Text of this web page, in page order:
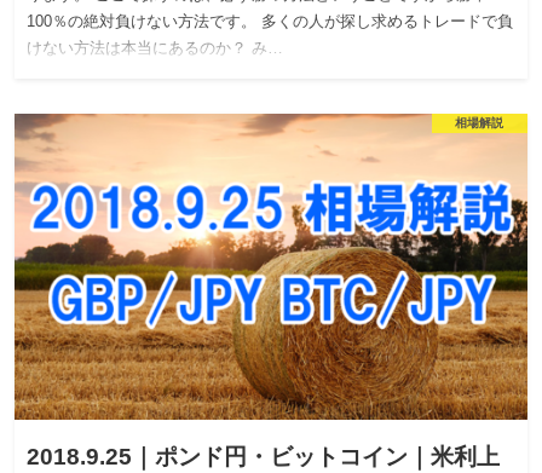
100％の絶対負けない方法です。 多くの人が探し求めるトレードで負
けない方法は本当にあるのか？ み…
相場解説
2018.9.25｜ポンド円・ビットコイン｜米利上